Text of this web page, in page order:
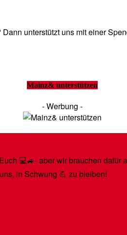
unterstützt uns mit einer
Mainz& unterstützen
- Werbung -
💻🚙- aber wir brauchen
in Schwung 💪 zu bleiben!